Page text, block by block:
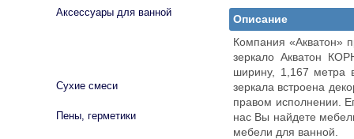
Описание
Компания «Акватон»
зеркало Акватон
ширину, 1,167 метра
зеркала встроена
правом исполнении.
нас Вы найдете
мебели для ванной.
Аксессуары для ванной
Сухие смеси
Пены, герметики